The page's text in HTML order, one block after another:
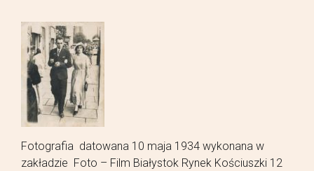
Fotografia datowana 10 maja 1934 wykonana w
zakładzie Foto – Film Białystok Rynek Kościuszki 12